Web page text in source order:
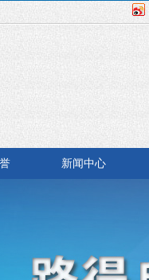
新闻中心